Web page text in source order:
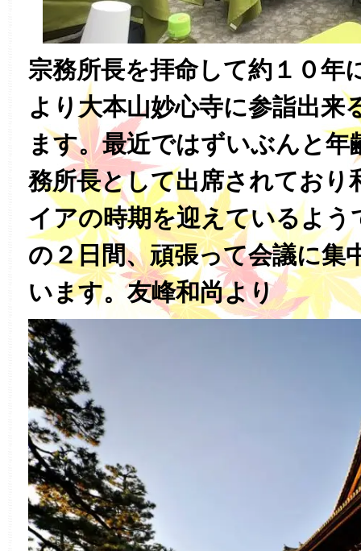
宗務所長を拝命して約１０年
より大本山妙心寺に参詣出来
ます。最近ではずいぶんと年
務所長として出席されており
イアの時期を迎えているよう
の２日間、頑張って会議に集
います。友峰和尚より